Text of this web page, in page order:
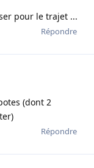
pour le trajet ...
Répondre
(dont 2
Répondre